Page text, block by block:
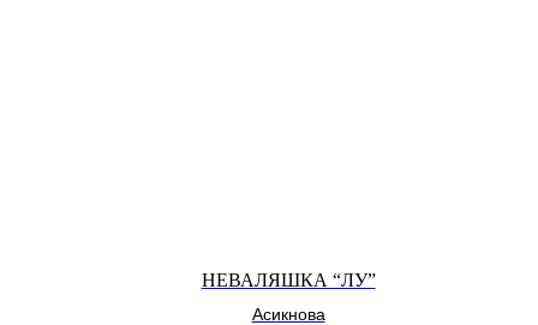
НЕВАЛЯШКА “ЛУ”
Асикнова